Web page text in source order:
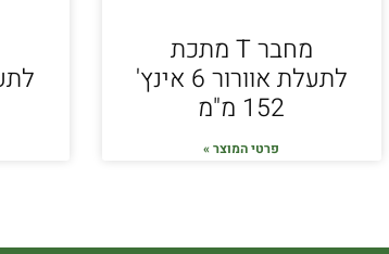
מחבר T מתכת
לתעלת אוורור 6 אינץ'
152 מ"מ
פרטי המוצר »